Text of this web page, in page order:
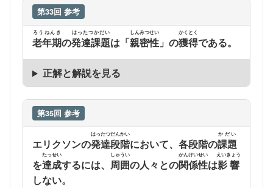
第33回 参考
老年期
ろうねんき
の発達課題
はったつかだい
は「親密性
しんみつせい
」の獲得
かくとく
である。
正解と解説を見る
第35回 参考
エリクソンの発達段階
はったつだんかい
において、各段階の課題
かだい
を達成
たっせい
するには、 周囲
しゅうい
の人々との関係性
かんけいせい
は影響
えいきょう
しない。